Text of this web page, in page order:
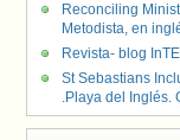
Reconciling
Metodista, en
Revista- blog
St Sebastians
.Playa del Inglés.